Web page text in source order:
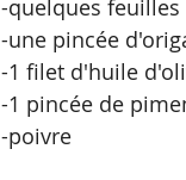
-quelques feuilles
-une pincée
-1 filet d'huile
-1 pincée de
-poivre